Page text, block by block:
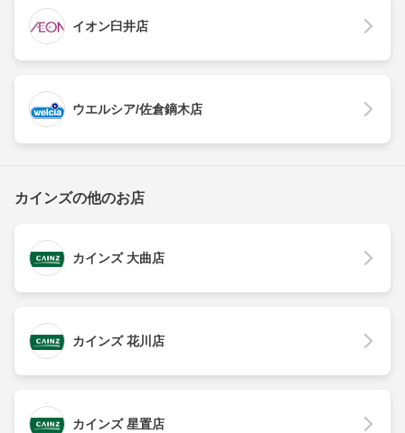
イオン臼井店
ウエルシア/佐倉鏑木店
カインズの他のお店
カインズ 大曲店
カインズ 花川店
カインズ 星置店